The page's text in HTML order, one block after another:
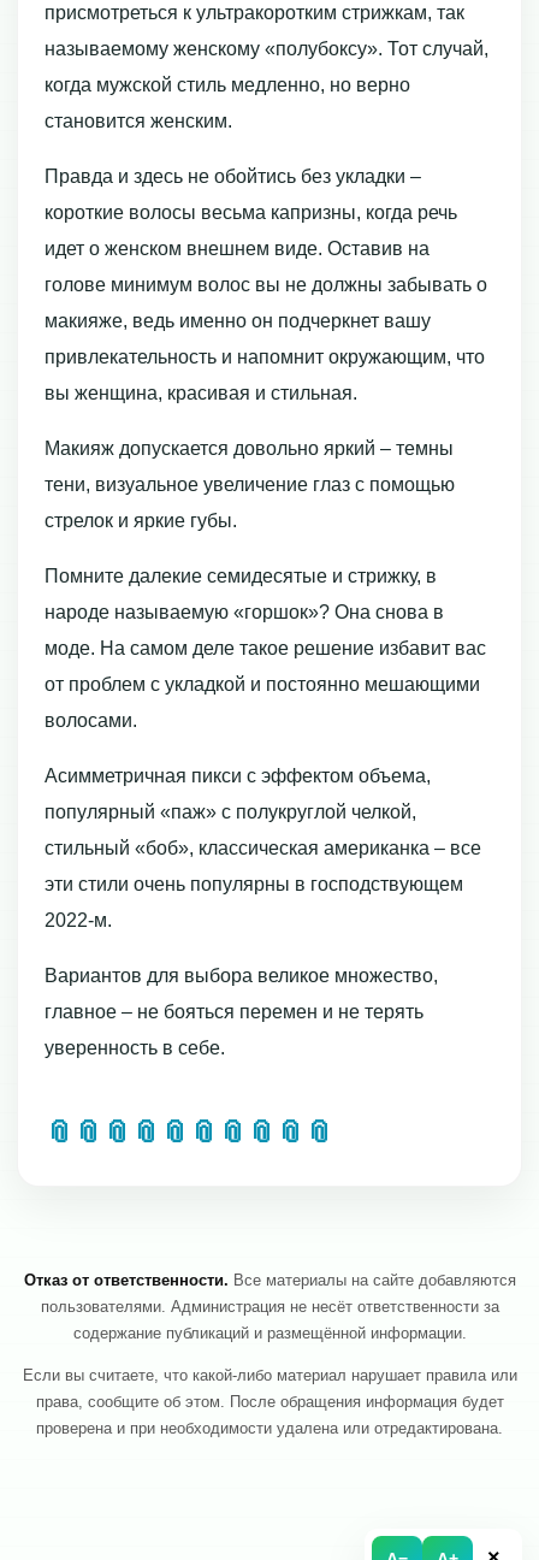
присмотреться к ультракоротким стрижкам, так
называемому женскому «полубоксу». Тот случай,
когда мужской стиль медленно, но верно
становится женским.
Правда и здесь не обойтись без укладки –
короткие волосы весьма капризны, когда речь
идет о женском внешнем виде. Оставив на
голове минимум волос вы не должны забывать о
макияже, ведь именно он подчеркнет вашу
привлекательность и напомнит окружающим, что
вы женщина, красивая и стильная.
Макияж допускается довольно яркий – темны
тени, визуальное увеличение глаз с помощью
стрелок и яркие губы.
Помните далекие семидесятые и стрижку, в
народе называемую «горшок»? Она снова в
моде. На самом деле такое решение избавит вас
от проблем с укладкой и постоянно мешающими
волосами.
Асимметричная пикси с эффектом объема,
популярный «паж» с полукруглой челкой,
стильный «боб», классическая американка – все
эти стили очень популярны в господствующем
2022-м.
Вариантов для выбора великое множество,
главное – не бояться перемен и не терять
уверенность в себе.
📎 📎 📎 📎 📎 📎 📎 📎 📎 📎
Отказ от ответственности. Все материалы на сайте добавляются
пользователями. Администрация не несёт ответственности за
содержание публикаций и размещённой информации.
Если вы считаете, что какой-либо материал нарушает правила или
права, сообщите об этом. После обращения информация будет
проверена и при необходимости удалена или отредактирована.